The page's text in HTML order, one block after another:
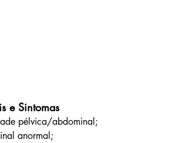
e Sintomas
pélvica/abdominal;
anormal;